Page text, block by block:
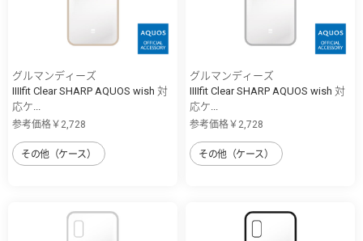
グルマンディーズ
IIIIfit Clear SHARP AQUOS wish 対
応ケ...
参考価格￥2,728
その他（ケース）
グルマンディーズ
IIIIfit Clear SHARP AQUOS wish 対
応ケ...
参考価格￥2,728
その他（ケース）